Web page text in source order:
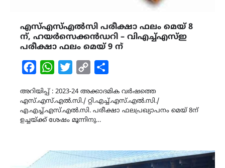
എസ്എസ്എൽസി പരീക്ഷാ ഫലം മെയ് 8
ന്, ഹയർസെക്കൻഡറി – വിഎച്ച്എസ്ഇ
പരീക്ഷാ ഫലം മെയ് 9 ന്
FacebookWhatsAppTwitterCopy
അറിയിപ്പ് : 2023-24 അക്കാദമിക വർഷത്തെ
എസ്.എസ്.എൽ.സി./ റ്റി.എച്ച്.എസ്.എൽ.സി./
എ.എച്ച്.എസ്.എൽ.സി. പരീക്ഷാ ഫലപ്രഖ്യാപനം മെയ് 8ന്
ഉച്ചയ്ക്ക് ശേഷം മൂന്നിനു…